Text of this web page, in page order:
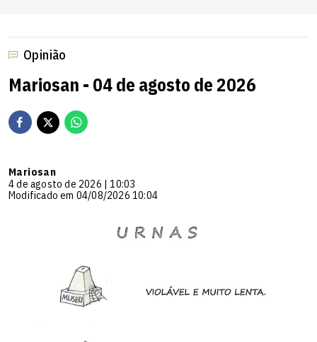
Opinião
Mariosan - 04 de agosto de 2026
Mariosan
4 de agosto de 2026 | 10:03
Modificado em 04/08/2026 10:04